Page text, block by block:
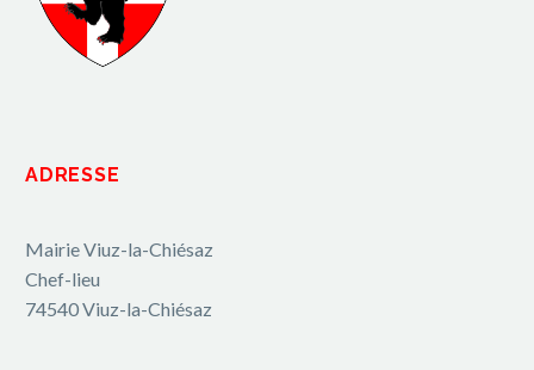
ADRESSE
Mairie Viuz-la-Chiésaz
Chef-lieu
74540 Viuz-la-Chiésaz